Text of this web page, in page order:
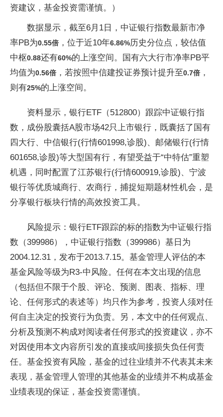
资建议，基金投资需谨慎。）
数据显示，截至6月1日，中证银行指数最新市净
率PB为0.55倍 ，位于近10年6.86%历史分位点，较估值
中枢0.88还有60%的上涨空间。国有六大行市净率PB平
均值为0.56倍 ，若按照中信建投证券预计提升至0.7倍 ，
则有25%的上涨空间。
资料显示，银行ETF（512800）跟踪中证银行指
数，成份股囊括A股市场42只上市银行，既囊括了国有
四大行、中信银行(行情601998,诊股)、邮储银行(行情
601658,诊股)等大型国有行，有望受益于“中特估”重塑
机遇，同时配置了江苏银行(行情600919,诊股)、宁波
银行等优质城商行、农商行，捕捉短期题材性机会，是
分享银行板块行情的高效投资工具。
风险提示：银行ETF跟踪的标的指数为中证银行指
数（399986），中证银行指数（399986）基日为
2004.12.31，发布于2013.7.15。基金管理人评估的本
基金风险等级为R3-中风险。任何在本文出现的信息
（包括但不限于个股、评论、预测、图表、指标、理
论、任何形式的表述等）均只作为参考，投资人须对任
何自主决定的投资行为负责。另，本文中的任何观点、
分析及预测不构成对阅读者任何形式的投资建议，亦不
对因使用本文内容所引发的直接或间接损失负任何责
任。基金投资有风险，基金的过往业绩并不代表其未来
表现，基金管理人管理的其他基金的业绩并不构成基金
业绩表现的保证，基金投资需谨慎。